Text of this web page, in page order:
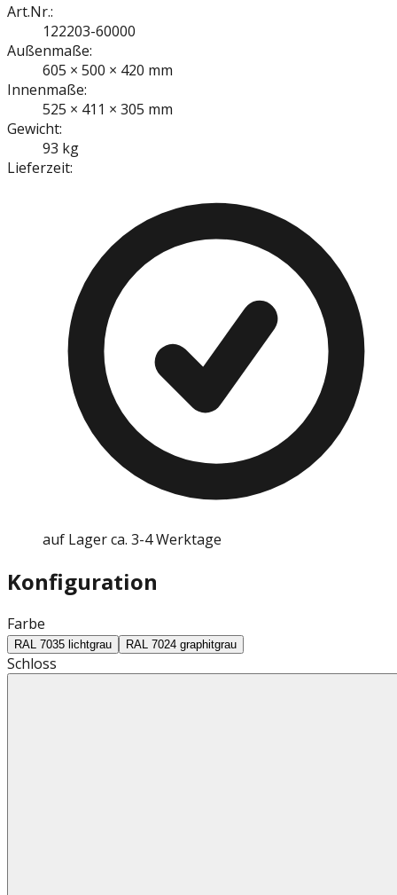
Art.Nr.:
122203-60000
Außenmaße:
605 × 500 × 420 mm
Innenmaße:
525 × 411 × 305 mm
Gewicht:
93 kg
Lieferzeit:
auf Lager ca. 3-4 Werktage
Konfiguration
Farbe
RAL 7035 lichtgrau RAL 7024 graphitgrau
Schloss